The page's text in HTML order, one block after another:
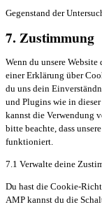
Gegenstand der
Consent
service
sonstiges
7. Zustimmung
Wenn du unsere
einer Erklärung über
du uns dein
und Plugins wie in
kannst die Verwendung
bitte beachte, dass
funktioniert.
7.1 Verwalte deine
Du hast die Cookie-
AMP kannst du die